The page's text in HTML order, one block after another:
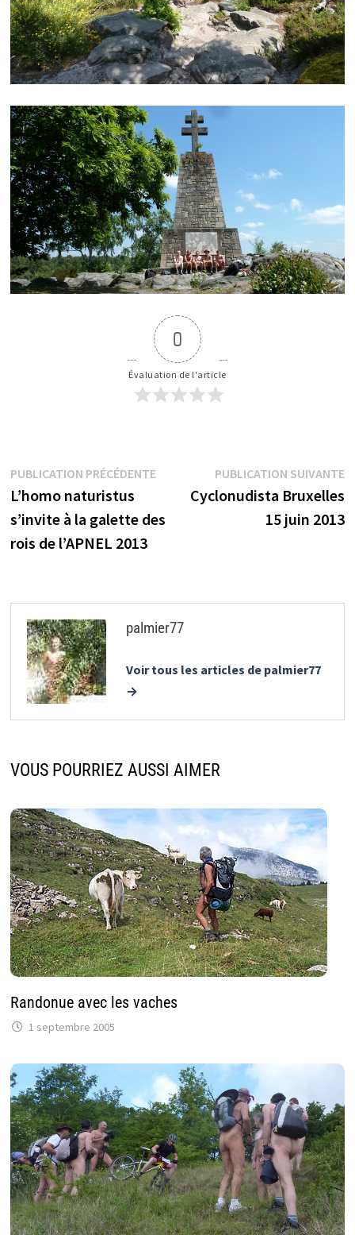
0
Évaluation de l'article
Navigation
de
l’article
PUBLICATION PRÉCÉDENTEPublication
précédente :
L’homo naturistus
s’invite à la galette des
rois de l’APNEL 2013
PUBLICATION SUIVANTE
Cyclonudista Bruxelles
15 juin 2013
palmier77
Voir tous les articles de palmier77
→
VOUS POURRIEZ AUSSI AIMER
Randonue avec les vaches
1 septembre 2005